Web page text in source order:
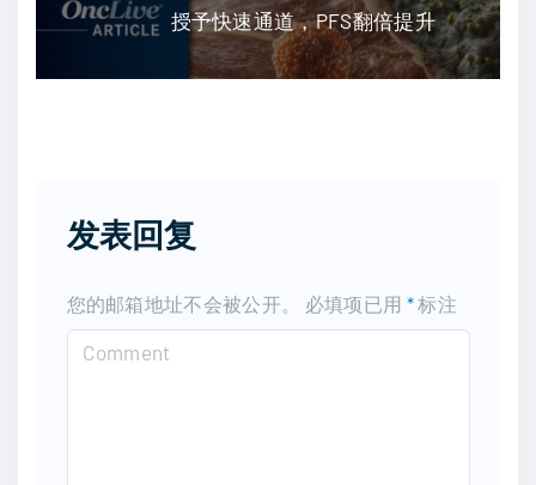
授予快速通道，PFS翻倍提升
发表回复
您的邮箱地址不会被公开。 必填项已用 *标注